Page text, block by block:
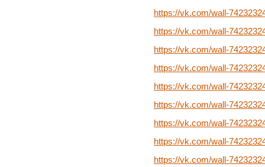
https://vk.com/wall-
https://vk.com/wall-
https://vk.com/wall-
https://vk.com/wall-
https://vk.com/wall-
https://vk.com/wall-
https://vk.com/wall-
https://vk.com/wall-
https://vk.com/wall-